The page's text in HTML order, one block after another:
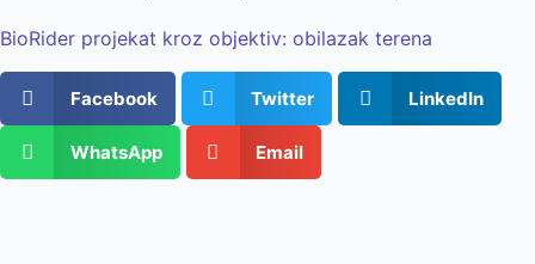
BioRider projekat kroz objektiv: obilazak terena
Facebook Twitter LinkedIn
WhatsApp Email